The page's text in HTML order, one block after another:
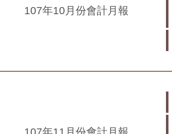
107年10月份會計月報